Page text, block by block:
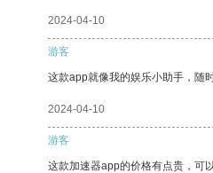
2024-04-10
游客
这款app就像我的娱乐小助手，随
2024-04-10
游客
这款加速器app的价格有点贵，可